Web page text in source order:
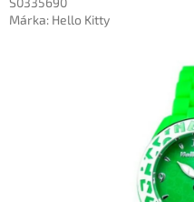
Márka: Hello Kitty